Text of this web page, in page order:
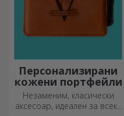
Персонализирани
кожени портфейли
Незаменим, класически
аксесоар, идеален за всеки